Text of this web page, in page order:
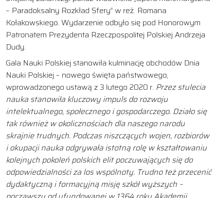
– Paradoksalny Rozkład Sfery” w reż. Romana
Kołakowskiego. Wydarzenie odbyło się pod Honorowym
Patronatem Prezydenta Rzeczpospolitej Polskiej Andrzeja
Dudy.
Gala Nauki Polskiej stanowiła kulminację obchodów Dnia
Nauki Polskiej – nowego święta państwowego,
wprowadzonego ustawą z 3 lutego 2020 r. Przez stulecia
nauka stanowiła kluczowy impuls do rozwoju
intelektualnego, społecznego i gospodarczego. Działo się
tak również w okolicznościach dla naszego narodu
skrajnie trudnych. Podczas niszczących wojen, rozbiorów
i okupacji nauka odgrywała istotną rolę w kształtowaniu
kolejnych pokoleń polskich elit poczuwających się do
odpowiedzialności za los wspólnoty. Trudno też przecenić
dydaktyczną i formacyjną misję szkół wyższych –